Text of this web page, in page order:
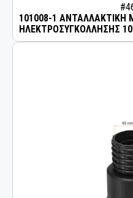
101008-1 ΑΝΤΑΛΛΑΚΤΙΚΗ
ΗΛΕΚΤΡΟΣΥΓΚΟΛΛΗΣΗΣ